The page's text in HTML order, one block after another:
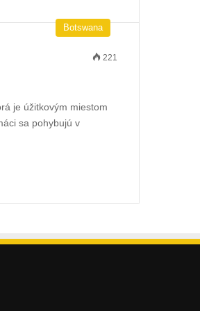
Botswana
221
je úžitkovým miestom
sa pohybujú v